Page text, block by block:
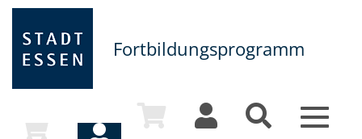
Fortbildungsprogramm
Toggle